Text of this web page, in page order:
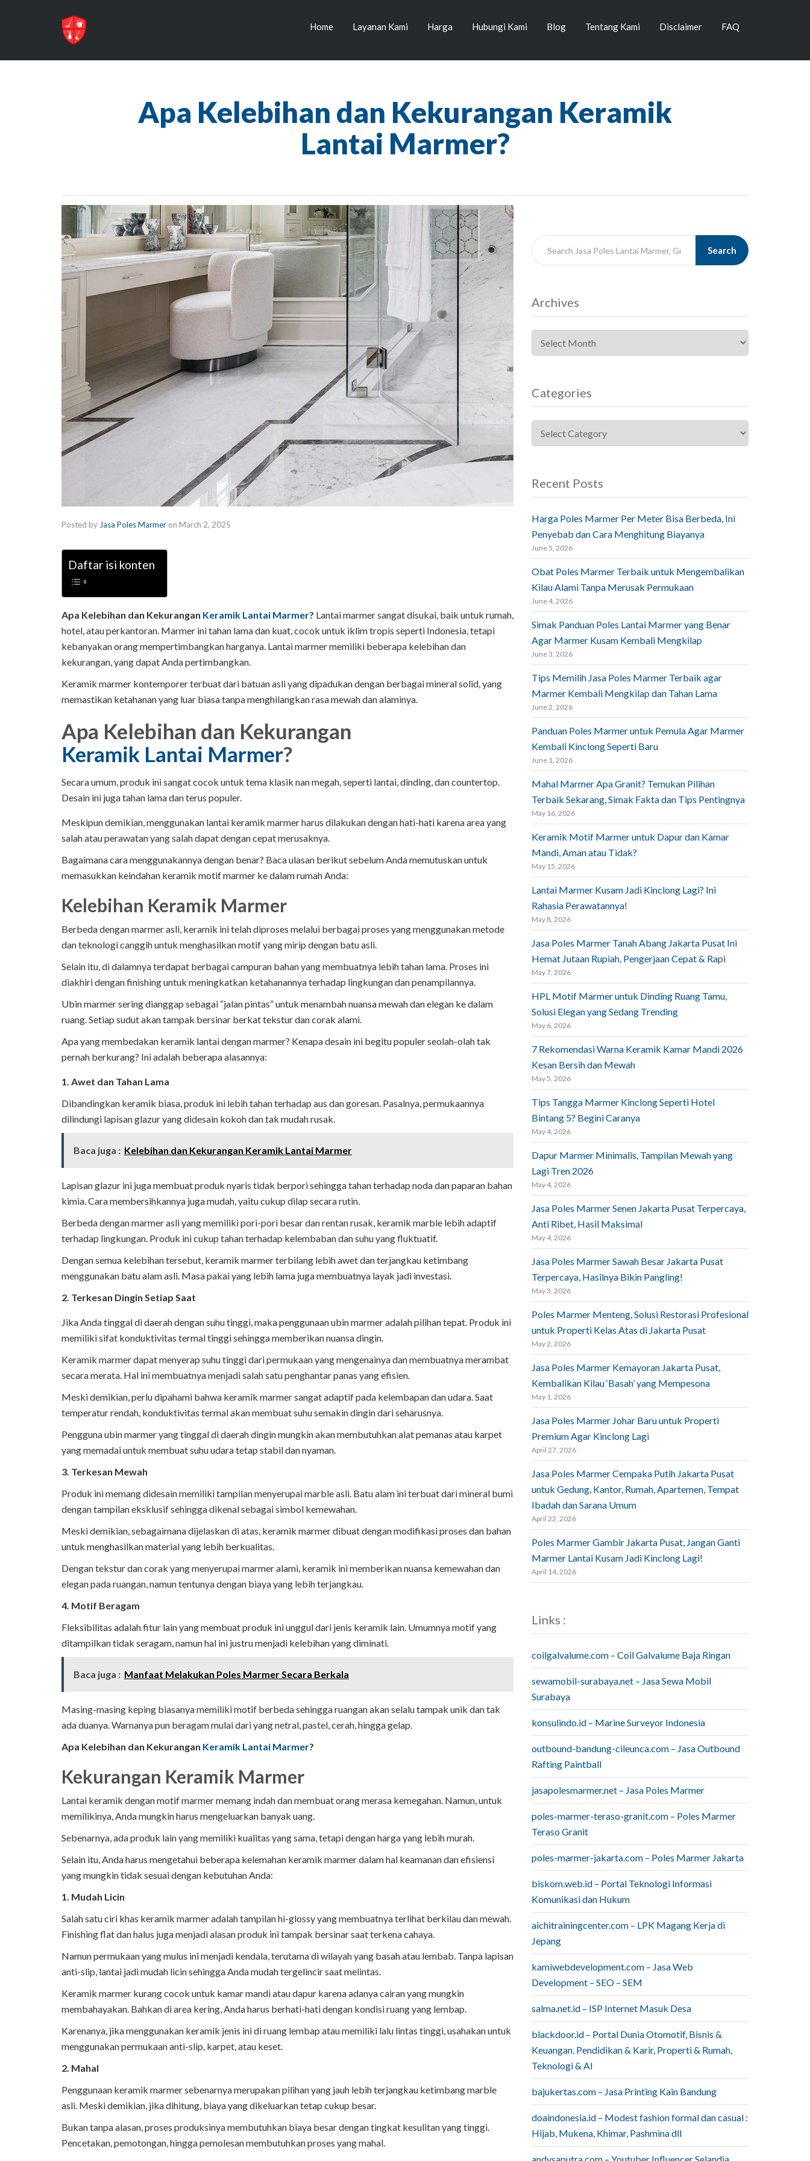
Home Layanan Kami Harga Hubungi Kami Blog Tentang Kami Disclaimer FAQ
Apa Kelebihan dan Kekurangan Keramik
Lantai Marmer?
Posted by Jasa Poles Marmer on March 2, 2025
Daftar isi konten
Apa Kelebihan dan Kekurangan Keramik Lantai Marmer? Lantai marmer sangat disukai, baik untuk rumah,
hotel, atau perkantoran. Marmer ini tahan lama dan kuat, cocok untuk iklim tropis seperti Indonesia, tetapi
kebanyakan orang mempertimbangkan harganya. Lantai marmer memiliki beberapa kelebihan dan
kekurangan, yang dapat Anda pertimbangkan.
Keramik marmer kontemporer terbuat dari batuan asli yang dipadukan dengan berbagai mineral solid, yang
memastikan ketahanan yang luar biasa tanpa menghilangkan rasa mewah dan alaminya.
Apa Kelebihan dan Kekurangan
Keramik Lantai Marmer?
Secara umum, produk ini sangat cocok untuk tema klasik nan megah, seperti lantai, dinding, dan countertop.
Desain ini juga tahan lama dan terus populer.
Meskipun demikian, menggunakan lantai keramik marmer harus dilakukan dengan hati-hati karena area yang
salah atau perawatan yang salah dapat dengan cepat merusaknya.
Bagaimana cara menggunakannya dengan benar? Baca ulasan berikut sebelum Anda memutuskan untuk
memasukkan keindahan keramik motif marmer ke dalam rumah Anda:
Kelebihan Keramik Marmer
Berbeda dengan marmer asli, keramik ini telah diproses melalui berbagai proses yang menggunakan metode
dan teknologi canggih untuk menghasilkan motif yang mirip dengan batu asli.
Selain itu, di dalamnya terdapat berbagai campuran bahan yang membuatnya lebih tahan lama. Proses ini
diakhiri dengan finishing untuk meningkatkan ketahanannya terhadap lingkungan dan penampilannya.
Ubin marmer sering dianggap sebagai “jalan pintas” untuk menambah nuansa mewah dan elegan ke dalam
ruang. Setiap sudut akan tampak bersinar berkat tekstur dan corak alami.
Apa yang membedakan keramik lantai dengan marmer? Kenapa desain ini begitu populer seolah-olah tak
pernah berkurang? Ini adalah beberapa alasannya:
1. Awet dan Tahan Lama
Dibandingkan keramik biasa, produk ini lebih tahan terhadap aus dan goresan. Pasalnya, permukaannya
dilindungi lapisan glazur yang didesain kokoh dan tak mudah rusak.
Baca juga : Kelebihan dan Kekurangan Keramik Lantai Marmer
Lapisan glazur ini juga membuat produk nyaris tidak berpori sehingga tahan terhadap noda dan paparan bahan
kimia. Cara membersihkannya juga mudah, yaitu cukup dilap secara rutin.
Berbeda dengan marmer asli yang memiliki pori-pori besar dan rentan rusak, keramik marble lebih adaptif
terhadap lingkungan. Produk ini cukup tahan terhadap kelembaban dan suhu yang fluktuatif.
Dengan semua kelebihan tersebut, keramik marmer terbilang lebih awet dan terjangkau ketimbang
menggunakan batu alam asli. Masa pakai yang lebih lama juga membuatnya layak jadi investasi.
2. Terkesan Dingin Setiap Saat
Jika Anda tinggal di daerah dengan suhu tinggi, maka penggunaan ubin marmer adalah pilihan tepat. Produk ini
memiliki sifat konduktivitas termal tinggi sehingga memberikan nuansa dingin.
Keramik marmer dapat menyerap suhu tinggi dari permukaan yang mengenainya dan membuatnya merambat
secara merata. Hal ini membuatnya menjadi salah satu penghantar panas yang efisien.
Meski demikian, perlu dipahami bahwa keramik marmer sangat adaptif pada kelembapan dan udara. Saat
temperatur rendah, konduktivitas termal akan membuat suhu semakin dingin dari seharusnya.
Pengguna ubin marmer yang tinggal di daerah dingin mungkin akan membutuhkan alat pemanas atau karpet
yang memadai untuk membuat suhu udara tetap stabil dan nyaman.
3. Terkesan Mewah
Produk ini memang didesain memiliki tampilan menyerupai marble asli. Batu alam ini terbuat dari mineral bumi
dengan tampilan eksklusif sehingga dikenal sebagai simbol kemewahan.
Meski demikian, sebagaimana dijelaskan di atas, keramik marmer dibuat dengan modifikasi proses dan bahan
untuk menghasilkan material yang lebih berkualitas.
Dengan tekstur dan corak yang menyerupai marmer alami, keramik ini memberikan nuansa kemewahan dan
elegan pada ruangan, namun tentunya dengan biaya yang lebih terjangkau.
4. Motif Beragam
Fleksibilitas adalah fitur lain yang membuat produk ini unggul dari jenis keramik lain. Umumnya motif yang
ditampilkan tidak seragam, namun hal ini justru menjadi kelebihan yang diminati.
Baca juga : Manfaat Melakukan Poles Marmer Secara Berkala
Masing-masing keping biasanya memiliki motif berbeda sehingga ruangan akan selalu tampak unik dan tak
ada duanya. Warnanya pun beragam mulai dari yang netral, pastel, cerah, hingga gelap.
Apa Kelebihan dan Kekurangan Keramik Lantai Marmer?
Kekurangan Keramik Marmer
Lantai keramik dengan motif marmer memang indah dan membuat orang merasa kemegahan. Namun, untuk
memilikinya, Anda mungkin harus mengeluarkan banyak uang.
Sebenarnya, ada produk lain yang memiliki kualitas yang sama, tetapi dengan harga yang lebih murah.
Selain itu, Anda harus mengetahui beberapa kelemahan keramik marmer dalam hal keamanan dan efisiensi
yang mungkin tidak sesuai dengan kebutuhan Anda:
1. Mudah Licin
Salah satu ciri khas keramik marmer adalah tampilan hi-glossy yang membuatnya terlihat berkilau dan mewah.
Finishing flat dan halus juga menjadi alasan produk ini tampak bersinar saat terkena cahaya.
Namun permukaan yang mulus ini menjadi kendala, terutama di wilayah yang basah atau lembab. Tanpa lapisan
anti-slip, lantai jadi mudah licin sehingga Anda mudah tergelincir saat melintas.
Keramik marmer kurang cocok untuk kamar mandi atau dapur karena adanya cairan yang mungkin
membahayakan. Bahkan di area kering, Anda harus berhati-hati dengan kondisi ruang yang lembap.
Karenanya, jika menggunakan keramik jenis ini di ruang lembap atau memiliki lalu lintas tinggi, usahakan untuk
menggunakan permukaan anti-slip, karpet, atau keset.
2. Mahal
Penggunaan keramik marmer sebenarnya merupakan pilihan yang jauh lebih terjangkau ketimbang marble
asli. Meski demikian, jika dihitung, biaya yang dikeluarkan tetap cukup besar.
Bukan tanpa alasan, proses produksinya membutuhkan biaya besar dengan tingkat kesulitan yang tinggi.
Pencetakan, pemotongan, hingga pemolesan membutuhkan proses yang mahal.
Search
Archives
Categories
Recent Posts
Harga Poles Marmer Per Meter Bisa Berbeda, Ini
Penyebab dan Cara Menghitung Biayanya
June 5, 2026
Obat Poles Marmer Terbaik untuk Mengembalikan
Kilau Alami Tanpa Merusak Permukaan
June 4, 2026
Simak Panduan Poles Lantai Marmer yang Benar
Agar Marmer Kusam Kembali Mengkilap
June 3, 2026
Tips Memilih Jasa Poles Marmer Terbaik agar
Marmer Kembali Mengkilap dan Tahan Lama
June 2, 2026
Panduan Poles Marmer untuk Pemula Agar Marmer
Kembali Kinclong Seperti Baru
June 1, 2026
Mahal Marmer Apa Granit? Temukan Pilihan
Terbaik Sekarang, Simak Fakta dan Tips Pentingnya
May 16, 2026
Keramik Motif Marmer untuk Dapur dan Kamar
Mandi, Aman atau Tidak?
May 15, 2026
Lantai Marmer Kusam Jadi Kinclong Lagi? Ini
Rahasia Perawatannya!
May 8, 2026
Jasa Poles Marmer Tanah Abang Jakarta Pusat Ini
Hemat Jutaan Rupiah, Pengerjaan Cepat & Rapi
May 7, 2026
HPL Motif Marmer untuk Dinding Ruang Tamu,
Solusi Elegan yang Sedang Trending
May 6, 2026
7 Rekomendasi Warna Keramik Kamar Mandi 2026
Kesan Bersih dan Mewah
May 5, 2026
Tips Tangga Marmer Kinclong Seperti Hotel
Bintang 5? Begini Caranya
May 4, 2026
Dapur Marmer Minimalis, Tampilan Mewah yang
Lagi Tren 2026
May 4, 2026
Jasa Poles Marmer Senen Jakarta Pusat Terpercaya,
Anti Ribet, Hasil Maksimal
May 4, 2026
Jasa Poles Marmer Sawah Besar Jakarta Pusat
Terpercaya, Hasilnya Bikin Pangling!
May 3, 2026
Poles Marmer Menteng, Solusi Restorasi Profesional
untuk Properti Kelas Atas di Jakarta Pusat
May 2, 2026
Jasa Poles Marmer Kemayoran Jakarta Pusat,
Kembalikan Kilau ‘Basah’ yang Mempesona
May 1, 2026
Jasa Poles Marmer Johar Baru untuk Properti
Premium Agar Kinclong Lagi
April 27, 2026
Jasa Poles Marmer Cempaka Putih Jakarta Pusat
untuk Gedung, Kantor, Rumah, Apartemen, Tempat
Ibadah dan Sarana Umum
April 22, 2026
Poles Marmer Gambir Jakarta Pusat, Jangan Ganti
Marmer Lantai Kusam Jadi Kinclong Lagi!
April 14, 2026
Links :
coilgalvalume.com – Coil Galvalume Baja Ringan
sewamobil-surabaya.net – Jasa Sewa Mobil
Surabaya
konsulindo.id – Marine Surveyor Indonesia
outbound-bandung-cileunca.com – Jasa Outbound
Rafting Paintball
jasapolesmarmer.net – Jasa Poles Marmer
poles-marmer-teraso-granit.com – Poles Marmer
Teraso Granit
poles-marmer-jakarta.com – Poles Marmer Jakarta
biskom.web.id – Portal Teknologi Informasi
Komunikasi dan Hukum
aichitrainingcenter.com – LPK Magang Kerja di
Jepang
kamiwebdevelopment.com – Jasa Web
Development – SEO – SEM
salma.net.id – ISP Internet Masuk Desa
blackdoor.id – Portal Dunia Otomotif, Bisnis &
Keuangan, Pendidikan & Karir, Properti & Rumah,
Teknologi & AI
bajukertas.com – Jasa Printing Kain Bandung
doaindonesia.id – Modest fashion formal dan casual :
Hijab, Mukena, Khimar, Pashmina dll